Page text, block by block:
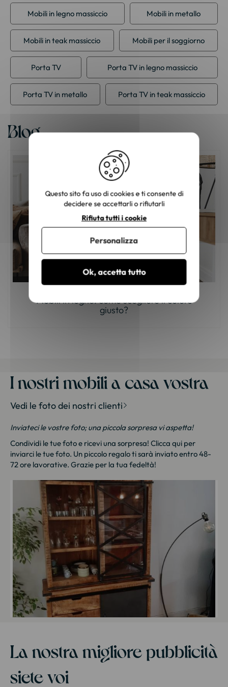
Mobili in legno massiccio Mobili in metallo
Mobili in teak massiccio Mobili per il soggiorno
Porta TV Porta TV in legno massiccio
Porta TV in metallo Porta TV in teak massiccio
Blog
Mobili in legno: come scegliere il colore
giusto?
I nostri mobili a casa vostra
Vedi le foto dei nostri clienti
Inviateci le vostre foto; una piccola sorpresa vi aspetta!
Condividi le tue foto e ricevi una sorpresa! Clicca qui per
inviarci le tue foto. Un piccolo regalo ti sarà inviato entro 48-
72 ore lavorative. Grazie per la tua fedeltà!
La nostra migliore pubblicità
siete voi
Questo sito fa uso di cookies e ti consente di
decidere se accettarli o rifiutarli
Ok, accetta tutto
Rifiuta tutti i cookie
Personalizza